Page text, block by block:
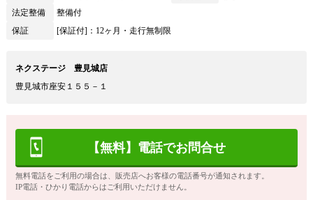
法定整備
整備付
保証
[保証付]：12ヶ月・走行無制限
ネクステージ 豊見城店
豊見城市座安１５５－１
【無料】電話でお問合せ
無料電話をご利用の場合は、販売店へお客様の電話番号が通知されます。
IP電話・ひかり電話からはご利用いただけません。